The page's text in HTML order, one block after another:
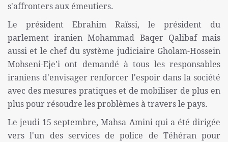
s'affronters aux émeutiers.
Le président Ebrahim Raïssi, le président du
parlement iranien Mohammad Baqer Qalibaf mais
aussi et le chef du système judiciaire Gholam-Hossein
Mohseni-Eje'i ont demandé à tous les responsables
iraniens d'envisager renforcer l'espoir dans la société
avec des mesures pratiques et de mobiliser de plus en
plus pour résoudre les problèmes à travers le pays.
Le jeudi 15 septembre, Mahsa Amini qui a été dirigée
vers l'un des services de police de Téhéran pour